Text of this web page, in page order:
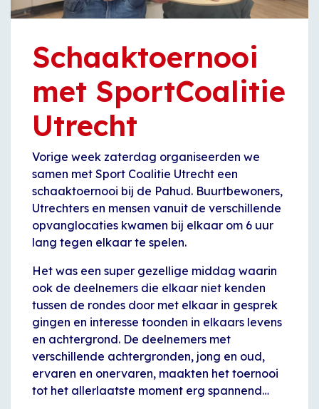
Schaaktoernooi
met SportCoalitie
Utrecht
Vorige week zaterdag organiseerden we
samen met Sport Coalitie Utrecht een
schaaktoernooi bij de Pahud. Buurtbewoners,
Utrechters en mensen vanuit de verschillende
opvanglocaties kwamen bij elkaar om 6 uur
lang tegen elkaar te spelen.
Het was een super gezellige middag waarin
ook de deelnemers die elkaar niet kenden
tussen de rondes door met elkaar in gesprek
gingen en interesse toonden in elkaars levens
en achtergrond. De deelnemers met
verschillende achtergronden, jong en oud,
ervaren en onervaren, maakten het toernooi
tot het allerlaatste moment erg spannend…